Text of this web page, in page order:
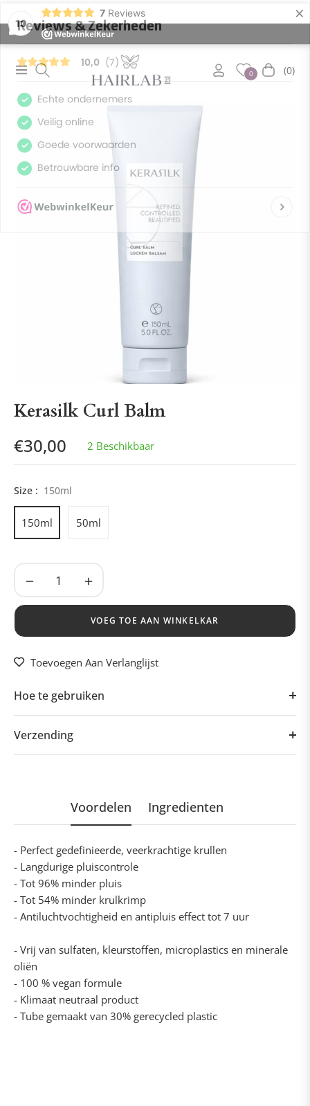
10
7 Reviews ×
Navigation 0 (0)
Kerasilk Curl Balm
Normale
prijs
€30,00 2 Beschikbaar
Size : 150ml
150ml 50ml
VOEG TOE AAN WINKELKAR
Toevoegen Aan Verlanglijst
Hoe te gebruiken
Verzending
Voordelen Ingredienten
- Perfect gedefinieerde, veerkrachtige krullen
- Langdurige pluiscontrole
- Tot 96% minder pluis
- Tot 54% minder krulkrimp
- Antiluchtvochtigheid en antipluis effect tot 7 uur
- Vrij van sulfaten, kleurstoffen, microplastics en minerale
oliën
- 100 % vegan formule
- Klimaat neutraal product
- Tube gemaakt van 30% gerecycled plastic